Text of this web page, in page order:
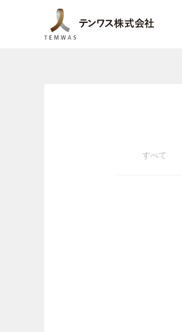
すべて